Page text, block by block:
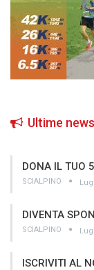
Ultime news
DONA IL TUO
SCIALPINO
DIVENTA
SCIALPINO
ISCRIVITI AL